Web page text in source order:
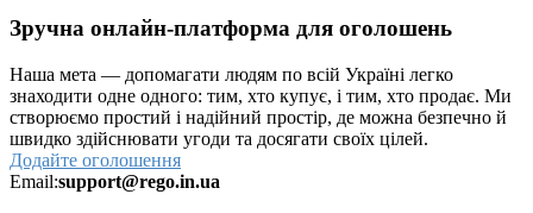
Зручна онлайн-платформа для оголошень
Наша мета — допомагати людям по всій Україні легко
знаходити одне одного: тим, хто купує, і тим, хто продає. Ми
створюємо простий і надійний простір, де можна безпечно й
швидко здійснювати угоди та досягати своїх цілей.
Додайте оголошення
Email:support@rego.in.ua